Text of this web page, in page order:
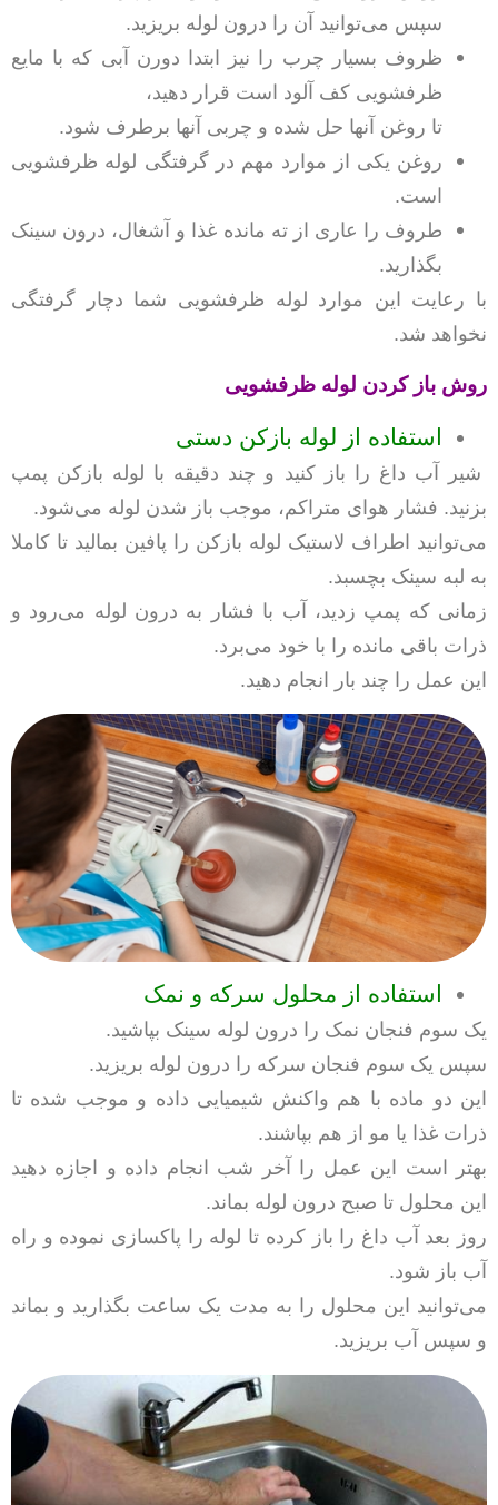
سپس می‌توانید آن را درون لوله بریزید.
ظروف بسیار چرب را نیز ابتدا دورن آبی که با مایع
ظرفشویی کف آلود است قرار دهید،
تا روغن آنها حل شده و چربی آنها برطرف شود.
روغن یکی از موارد مهم در گرفتگی لوله ظرفشویی
است.
طروف را عاری از ته مانده غذا و آشغال، درون سینک
بگذارید.
با رعایت این موارد لوله ظرفشویی شما دچار گرفتگی
نخواهد شد.
روش باز کردن لوله ظرفشویی
استفاده از لوله بازکن دستی
شیر آب داغ را باز کنید و چند دقیقه با لوله بازکن پمپ
بزنید. فشار هوای متراکم، موجب باز شدن لوله می‌شود.
می‌توانید اطراف لاستیک لوله بازکن را پافین بمالید تا کاملا
به لبه سینک بچسبد.
زمانی که پمپ زدید، آب با فشار به درون لوله می‌رود و
ذرات باقی مانده را با خود می‌برد.
این عمل را چند بار انجام دهید.
استفاده از محلول سرکه و نمک
یک سوم فنجان نمک را درون لوله سینک بپاشید.
سپس یک سوم فنجان سرکه را درون لوله بریزید.
این دو ماده با هم واکنش شیمیایی داده و موجب شده تا
ذرات غذا یا مو از هم بپاشند.
بهتر است این عمل را آخر شب انجام داده و اجازه دهید
این محلول تا صبح درون لوله بماند.
روز بعد آب داغ را باز کرده تا لوله را پاکسازی نموده و راه
آب باز شود.
می‌توانید این محلول را به مدت یک ساعت بگذارید و بماند
و سپس آب بریزید.